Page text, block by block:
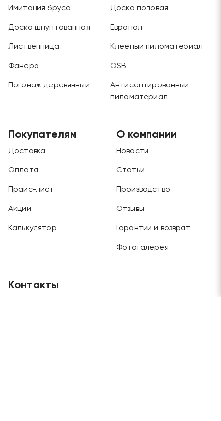
Имитация бруса Доска половая
Доска шпунтованная Европол
Лиственница Клееный пиломатериал
Фанера OSB
Погонаж деревянный
Антисептированный
пиломатериал
Покупателям
Доставка
Оплата
Прайс-лист
Акции
Калькулятор
О компании
Новости
Статьи
Производство
Отзывы
Гарантии и возврат
Фотогалерея
Контакты